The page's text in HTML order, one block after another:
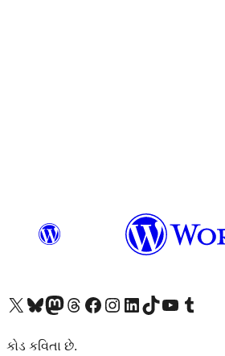
અમારા X (અગાઉ ટ્વિટર) એકાઉન્ટની મુલાકાત લોઅમારા Bluesky એકાઉન્ટની મુલાકાત લોઅમારા માસ્ટોડોન એકાઉન્ટની મુલાકાત લોઅમારા Threads એકાઉન્ટની મુલાકાત લો અમારા ફેસબુક પેજની મુલાકાત લોઅમારા ઇન્સ્ટાગ્રામ એકાઉન્ટની મુલાકાત લો અમારા LinkedIn એકાઉન્ટની મુલાકાત લોઅમારા TikTok એકાઉન્ટની મુલાકાત લોઅમારી YouTube ચેનલની મુલાકાત લો અમારા Tumblr એકાઉન્ટની મુલાકાત લો
કોડ કવિતા છે.